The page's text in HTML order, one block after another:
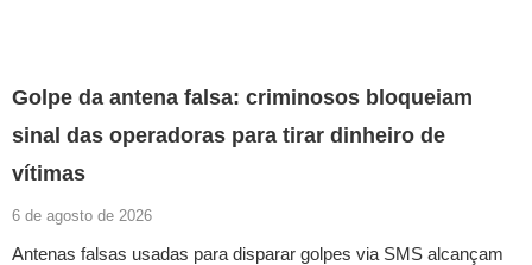
Golpe da antena falsa: criminosos bloqueiam
sinal das operadoras para tirar dinheiro de
vítimas
6 de agosto de 2026
Antenas falsas usadas para disparar golpes via SMS alcançam